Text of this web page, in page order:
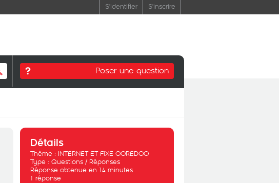
S'identifier S'inscrire
Poser une question
Détails
Thème : INTERNET ET FIXE OOREDOO
Type : Questions / Réponses
Réponse obtenue en 14 minutes
1 réponse